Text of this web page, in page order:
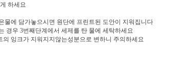
하세요
물에 담가놓으시면 원단에 프린트된 도안이 지워집니다
경우 3번째단계에서 세제를 탄 물에 세탁하세요
잉크가 지워지지않는성분으로 변하니 주의하세요